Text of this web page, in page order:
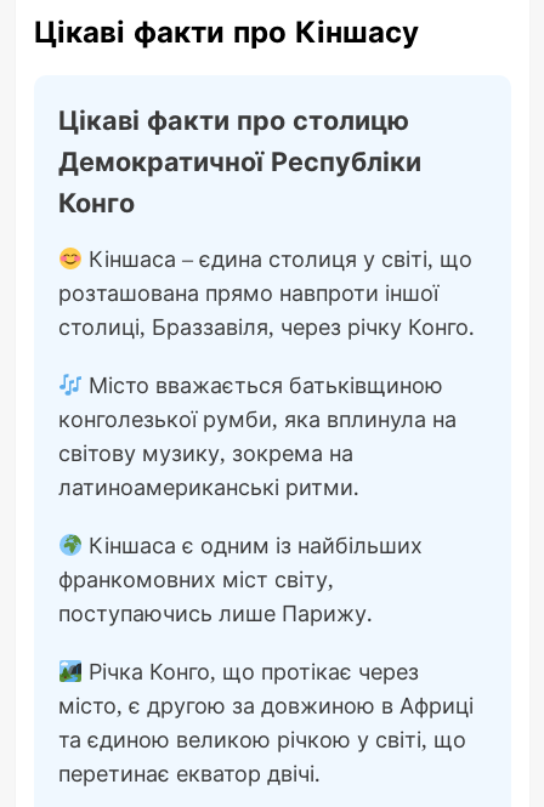
Цікаві факти про Кіншасу
Цікаві факти про столицю
Демократичної Республіки
Конго
Кіншаса – єдина столиця у світі, що
розташована прямо навпроти іншої
столиці, Браззавіля, через річку Конго.
Місто вважається батьківщиною
конголезької румби, яка вплинула на
світову музику, зокрема на
латиноамериканські ритми.
Кіншаса є одним із найбільших
франкомовних міст світу,
поступаючись лише Парижу.
Річка Конго, що протікає через
місто, є другою за довжиною в Африці
та єдиною великою річкою у світі, що
перетинає екватор двічі.